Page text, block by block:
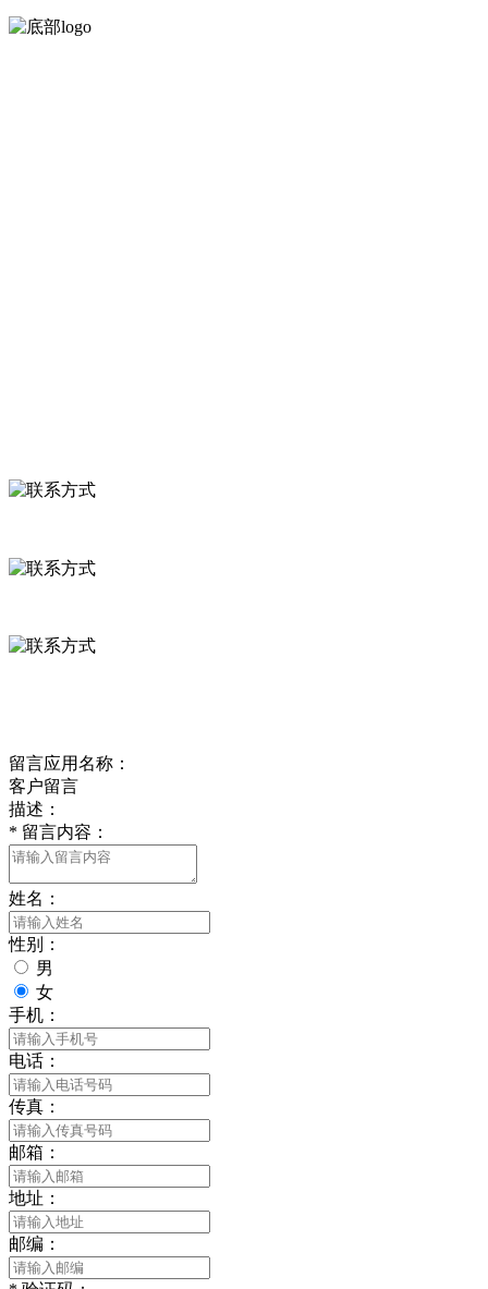
留言应用名称：
客户留言
描述：
* 留言内容：
姓名：
性别：
男
女
手机：
电话：
传真：
邮箱：
地址：
邮编：